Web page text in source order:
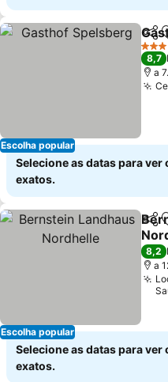
Escolha popular
3
8,7
a
Selecione as datas para ver
exatos.
Escolha popular
Ver
8,2
a
Selecione as datas para ver
exatos.